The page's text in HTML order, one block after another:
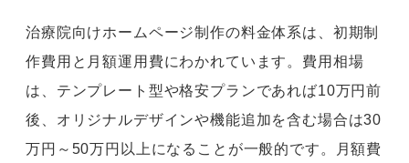
治療院向けホームページ制作の料金体系は、初期制
作費用と月額運用費にわかれています。費用相場
は、テンプレート型や格安プランであれば10万円前
後、オリジナルデザインや機能追加を含む場合は30
万円～50万円以上になることが一般的です。月額費